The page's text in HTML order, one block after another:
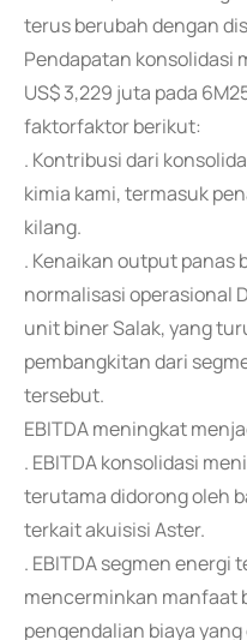
terus berubah dengan
Pendapatan konsolidasi
US$ 3,229 juta pada
faktorfaktor berikut:
. Kontribusi dari
kimia kami, termasuk
kilang.
. Kenaikan output panas
normalisasi operasional
unit biner Salak, yang
pembangkitan dari
tersebut.
EBITDA meningkat
. EBITDA konsolidasi
terutama didorong oleh
terkait akuisisi Aster.
. EBITDA segmen energi
mencerminkan manfaat
pengendalian biaya